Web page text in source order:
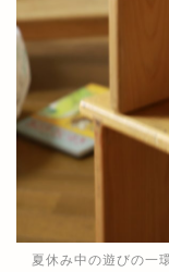
夏休み中の遊びの一